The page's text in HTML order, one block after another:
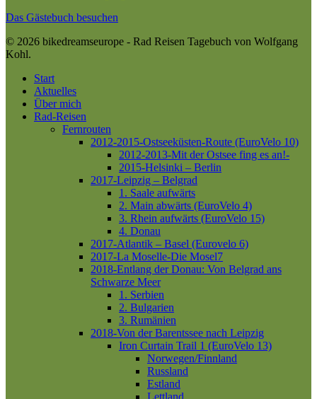
Das Gästebuch besuchen
© 2026 bikedreamseurope - Rad Reisen Tagebuch von Wolfgang
Kohl.
Close
Menu
Start
Aktuelles
Über mich
Rad-Reisen
Fernrouten
2012-2015-Ostseeküsten-Route (EuroVelo 10)
2012-2013-Mit der Ostsee fing es an!-
2015-Helsinki – Berlin
2017-Leipzig – Belgrad
1. Saale aufwärts
2. Main abwärts (EuroVelo 4)
3. Rhein aufwärts (EuroVelo 15)
4. Donau
2017-Atlantik – Basel (Eurovelo 6)
2017-La Moselle-Die Mosel7
2018-Entlang der Donau: Von Belgrad ans
Schwarze Meer
1. Serbien
2. Bulgarien
3. Rumänien
2018-Von der Barentssee nach Leipzig
Iron Curtain Trail 1 (EuroVelo 13)
Norwegen/Finnland
Russland
Estland
Lettland